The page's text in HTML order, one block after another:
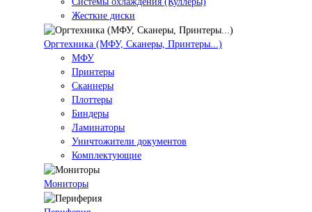
Жесткие диски
Оргтехника (МФУ, Сканеры, Принтеры...)
МФУ
Принтеры
Сканнеры
Плоттеры
Биндеры
Ламинаторы
Уничтожители документов
Комплектующие
Мониторы